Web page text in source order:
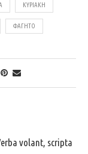
ΚΥΡΙΑΚΉ
ΦΑΓΗΤΌ
volant, scripta